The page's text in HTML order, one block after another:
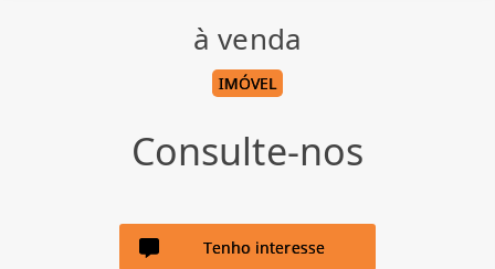
à venda
IMÓVEL
Consulte-nos
Tenho interesse